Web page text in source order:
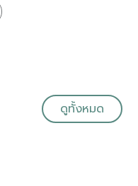
ดูทั้งหมด